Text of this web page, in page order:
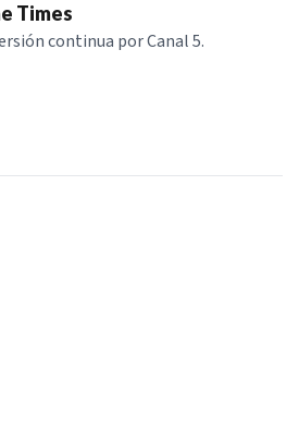
Times
continua por Canal 5.